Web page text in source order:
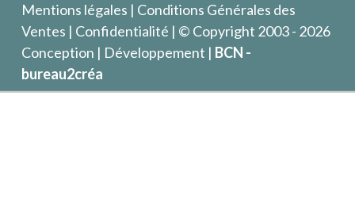
Mentions légales | Conditions Générales des
Ventes | Confidentialité | © Copyright 2003 - 2026
Conception | Développement | BCN -
bureau2créa